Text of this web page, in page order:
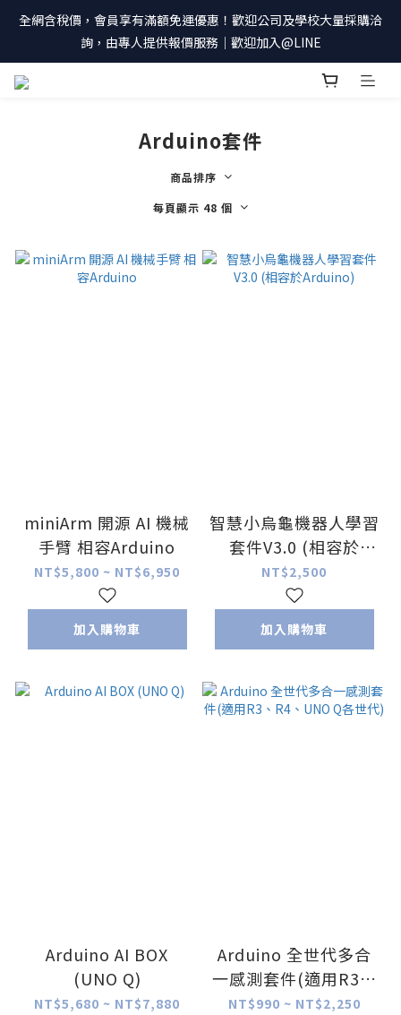
全網含稅價，會員享有滿額免運優惠！歡迎公司及學校大量採購洽
詢，由專人提供報價服務｜歡迎加入@LINE
Arduino套件
商品排序
每頁顯示 48 個
miniArm 開源 AI 機械
手臂 相容Arduino
NT$5,800 ~ NT$6,950
加入購物車
智慧小烏龜機器人學習
套件V3.0 (相容於
Arduino)
NT$2,500
加入購物車
Arduino AI BOX
(UNO Q)
NT$5,680 ~ NT$7,880
Arduino 全世代多合
一感測套件(適用R3、
R4、UNO Q各世代)
NT$990 ~ NT$2,250